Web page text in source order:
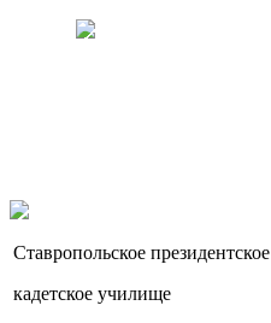
Ставропольское президентское
кадетское училище